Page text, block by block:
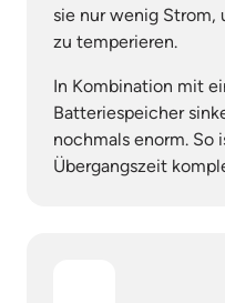
sie nur wenig Strom,
zu temperieren.
In Kombination mit
Batteriespeicher
nochmals enorm. So
Übergangszeit